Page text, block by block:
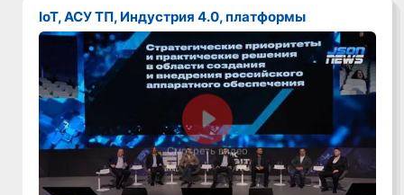
IoT, АСУ ТП, Индустрия 4.0, платформы
Смотреть видео